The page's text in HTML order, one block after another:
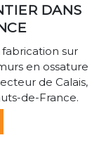
DANS
sur
en ossature
de Calais,
de-France.